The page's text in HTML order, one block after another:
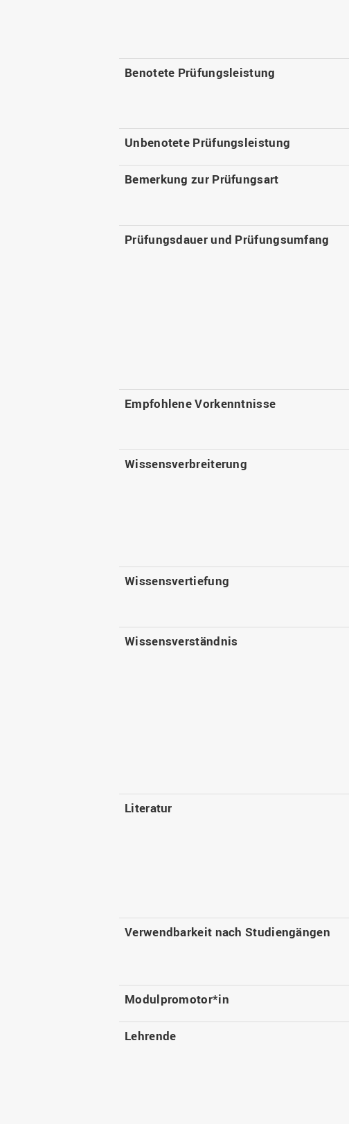
Benotete Prüfungsleistung
Unbenotete Prüfungsleistung
Bemerkung zur Prüfungsart
Prüfungsdauer und Prüfungsumfang
Empfohlene Vorkenntnisse
Wissensverbreiterung
Wissensvertiefung
Wissensverständnis
Literatur
Verwendbarkeit nach Studiengängen
Modulpromotor*in
Lehrende